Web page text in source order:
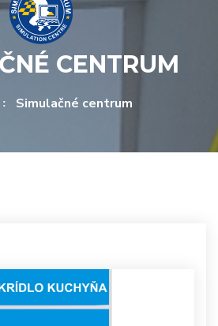
CENTRUM
Simulačné centrum